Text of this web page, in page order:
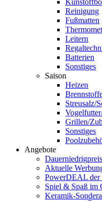
Reinigung
Fußmatten
Leitern
Batterien
Sonstiges
Saison
Heizen
Streusalz/
Grillen/
Sonstiges
Angebote
Dauerniedrigpreis
Aktuelle
PowerDEAL der
Spiel & Spaß im
Keramik-